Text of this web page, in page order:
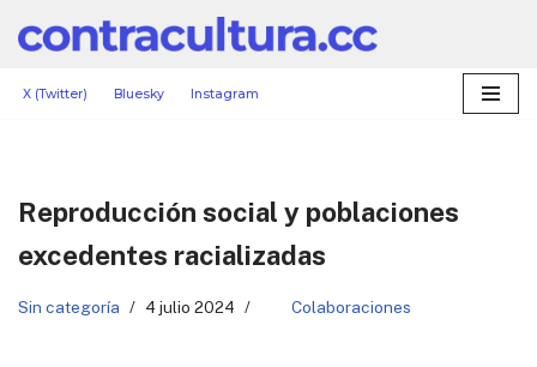
al
X (Twitter) Bluesky Instagram
Reproducción social y poblaciones
excedentes racializadas
Sin categoría 4 julio 2024 Colaboraciones